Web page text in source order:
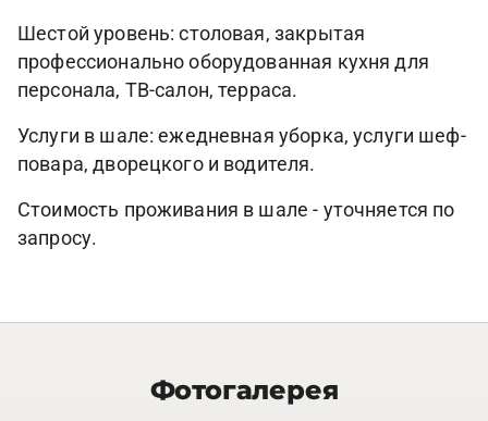
Шестой уровень: столовая, закрытая
профессионально оборудованная кухня для
персонала, ТВ-салон, терраса.
Услуги в шале: ежедневная уборка, услуги шеф-
повара, дворецкого и водителя.
Стоимость проживания в шале - уточняется по
запросу.
Фотогалерея